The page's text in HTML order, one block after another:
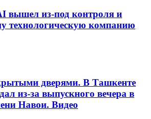
вышел из-под контроля и
технологическую компанию
дверями. В Ташкенте
из-за выпускного вечера в
Навои. Видео